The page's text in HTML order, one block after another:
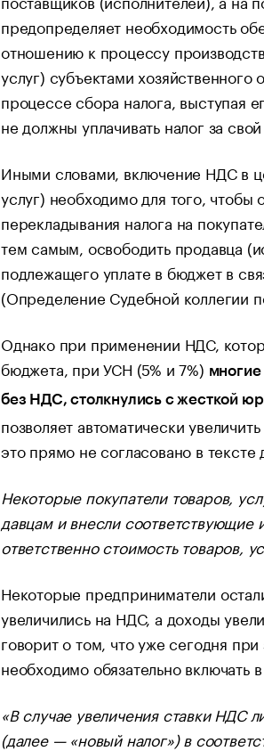
предопределяет необходимость
отношению к процессу
услуг) субъектами хозяйственного
процессе сбора налога, выступая
не должны уплачивать налог за
Иными словами, включение НДС в
услуг) необходимо для того, чтобы
перекладывания налога на
тем самым, освободить продавца
подлежащего уплате в бюджет в
(Определение Судебной коллегии
Однако при применении НДС,
бюджета, при УСН (5% и 7%)
без НДС, столкнулись с жесткой
позволяет автоматически
это прямо не согласовано в тексте
Некоторые покупатели товаров,
давцам и внесли соответствующие
ответственно стоимость товаров,
Некоторые предприниматели
увеличились на НДС, а доходы
говорит о том, что уже сегодня
необходимо обязательно включать
«В случае увеличения ставки НДС
(далее — «новый налог») в